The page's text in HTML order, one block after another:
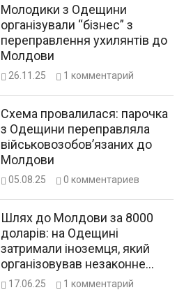
Молодики з Одещини
організували “бізнес” з
переправлення ухилянтів до
Молдови
26.11.25 1 комментарий
Схема провалилася: парочка
з Одещини переправляла
військовозобов’язаних до
Молдови
05.08.25 0 комментариев
Шлях до Молдови за 8000
доларів: на Одещині
затримали іноземця, який
організовував незаконне
переправлення чоловіків за
17.06.25 1 комментарий